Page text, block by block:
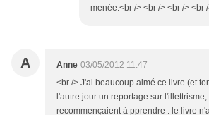
menée.<br /> <br /> <br /> <br
A Anne 03/05/2012 11:47
<br /> J'ai beaucoup aimé ce livre (et
l'autre jour un reportage sur
recommençaient à pprendre : le livre